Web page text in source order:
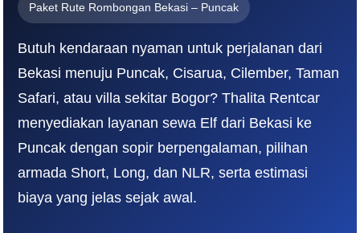
Paket Rute Rombongan Bekasi – Puncak
Butuh kendaraan nyaman untuk perjalanan dari
Bekasi menuju Puncak, Cisarua, Cilember, Taman
Safari, atau villa sekitar Bogor? Thalita Rentcar
menyediakan layanan sewa Elf dari Bekasi ke
Puncak dengan sopir berpengalaman, pilihan
armada Short, Long, dan NLR, serta estimasi
biaya yang jelas sejak awal.